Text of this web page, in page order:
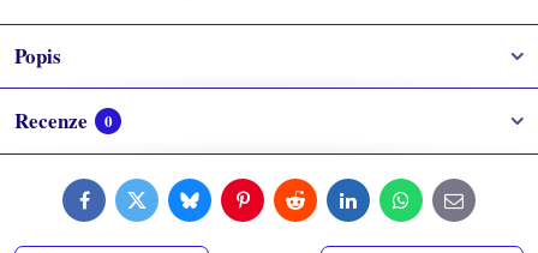
Popis
Recenze 0
FacebookTwitterBlueskyPinterestReddit LinkedInWhatsApp
E-
mail